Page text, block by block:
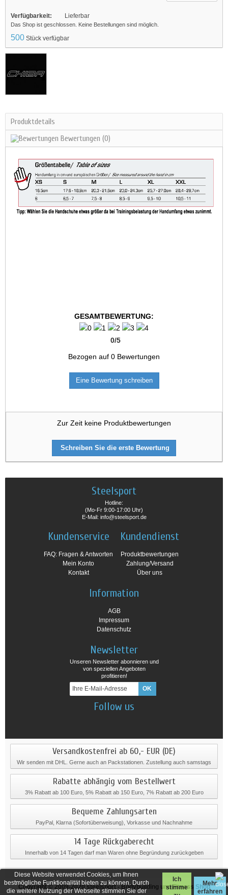
Diese Website verwendet Cookies, um Ihnen
bestmögliche Funktionalität bieten zu können. Durch
die weitere Nutzung der Webseite stimmen Sie der
Ich
stimme
Mehr
erfahren
Verfügbarkeit: Lieferbar
Das Shop ist geschlossen. Keine Bestellungen sind möglich.
500 Stück verfügbar
Produktdetails
Bewertungen (0)
GESAMTBEWERTUNG:
0/5
Bezogen auf 0 Bewertungen
Eine Bewertung schreiben
Zur Zeit keine Produktbewertungen
Schreiben Sie die erste Bewertung
Steelsport
Hotline:
(Mo-Fr 9:00-17:00 Uhr)
E-Mail: info@steelsport.de
Kundenservice
FAQ: Fragen & Antworten
Mein Konto
Kontakt
Kundendienst
Produktbewertungen
Zahlung/Versand
Über uns
Information
AGB
Impressum
Datenschutz
Newsletter
Unseren Newsletter abonnieren und
von speziellen Angeboten
profitieren!
Follow us
Versandkostenfrei ab 60,- EUR (DE)
Wir senden mit DHL. Gerne auch an Packstationen. Zustellung auch samstags
Rabatte abhängig vom Bestellwert
3% Rabatt ab 100 Euro, 5% Rabatt ab 150 Euro, 7% Rabatt ab 200 Euro
Bequeme Zahlungsarten
PayPal, Klarna (Sofortüberweisung), Vorkasse und Nachnahme
14 Tage Rückgaberecht
Innerhalb von 14 Tagen darf man Waren ohne Begründung zurückgeben
Copyright © 2009-2020steelsport- Bodybuilding und Fitness Shop